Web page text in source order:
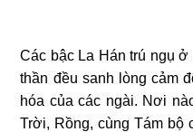
Các bậc La Hán trú ngụ
thần đều sanh lòng cảm
hóa của các ngài. Nơi
Trời, Rồng, cùng Tám bộ